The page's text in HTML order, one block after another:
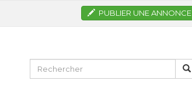
PUBLIER UNE ANNONCE